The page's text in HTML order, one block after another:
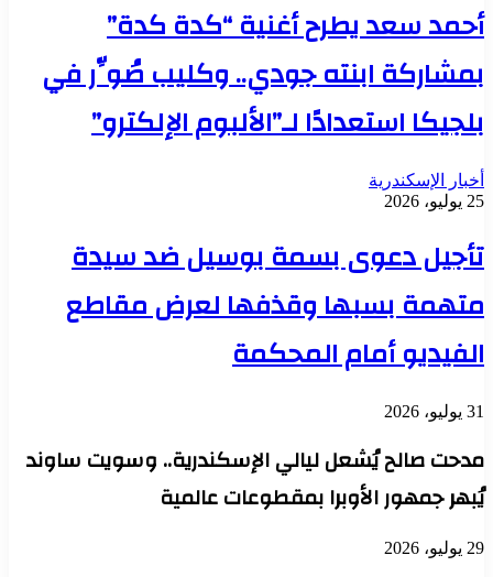
أحمد سعد يطرح أغنية “كدة كدة”
بمشاركة ابنته جودي.. وكليب صُوِّر في
بلجيكا استعدادًا لـ”الألبوم الإلكترو”
أخبار الإسكندرية
25 يوليو، 2026
تأجيل دعوى بسمة بوسيل ضد سيدة
متهمة بسبها وقذفها لعرض مقاطع
الفيديو أمام المحكمة
31 يوليو، 2026
مدحت صالح يُشعل ليالي الإسكندرية.. وسويت ساوند
يُبهر جمهور الأوبرا بمقطوعات عالمية
29 يوليو، 2026